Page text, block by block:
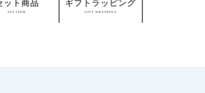
ット商品
SET ITEM
ギフトラッピング
GIFT WRAPPING